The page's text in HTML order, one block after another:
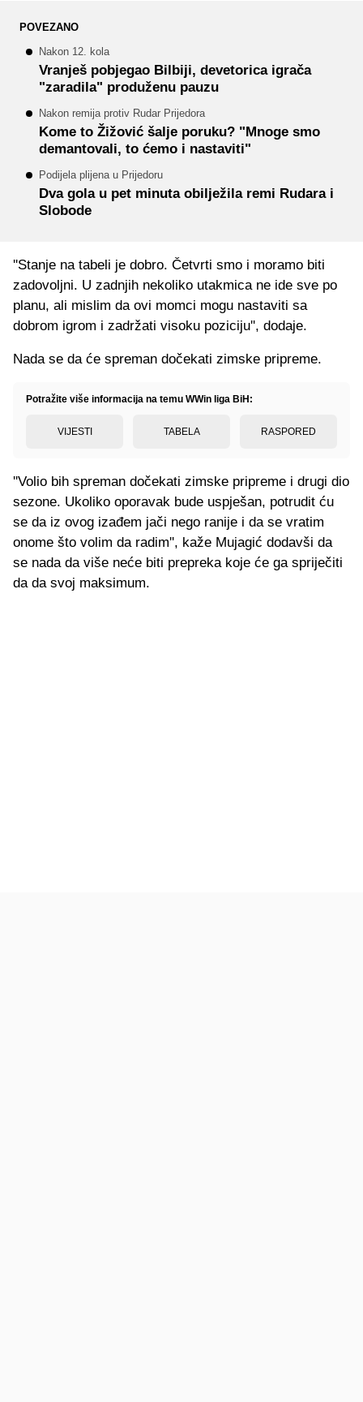
POVEZANO
Nakon 12. kola
Vranješ pobjegao Bilbiji, devetorica igrača
"zaradila" produženu pauzu
Nakon remija protiv Rudar Prijedora
Kome to Žižović šalje poruku? "Mnoge smo
demantovali, to ćemo i nastaviti"
Podijela plijena u Prijedoru
Dva gola u pet minuta obilježila remi Rudara i
Slobode
''Stanje na tabeli je dobro. Četvrti smo i moramo biti
zadovoljni. U zadnjih nekoliko utakmica ne ide sve po
planu, ali mislim da ovi momci mogu nastaviti sa
dobrom igrom i zadržati visoku poziciju'', dodaje.
Nada se da će spreman dočekati zimske pripreme.
Potražite više informacija na temu WWin liga BiH:
VIJESTI TABELA RASPORED
''Volio bih spreman dočekati zimske pripreme i drugi dio
sezone. Ukoliko oporavak bude uspješan, potrudit ću
se da iz ovog izađem jači nego ranije i da se vratim
onome što volim da radim'', kaže Mujagić dodavši da
se nada da više neće biti prepreka koje će ga spriječiti
da da svoj maksimum.